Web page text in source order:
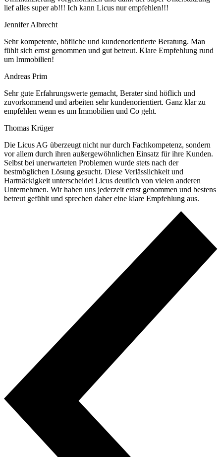
lief alles super ab!!! Ich kann Licus nur empfehlen!!!
Jennifer Albrecht
Sehr kompetente, höfliche und kundenorientierte Beratung. Man
fühlt sich ernst genommen und gut betreut. Klare Empfehlung rund
um Immobilien!
Andreas Prim
Sehr gute Erfahrungswerte gemacht, Berater sind höflich und
zuvorkommend und arbeiten sehr kundenorientiert. Ganz klar zu
empfehlen wenn es um Immobilien und Co geht.
Thomas Krüger
Die Licus AG überzeugt nicht nur durch Fachkompetenz, sondern
vor allem durch ihren außergewöhnlichen Einsatz für ihre Kunden.
Selbst bei unerwarteten Problemen wurde stets nach der
bestmöglichen Lösung gesucht. Diese Verlässlichkeit und
Hartnäckigkeit unterscheidet Licus deutlich von vielen anderen
Unternehmen. Wir haben uns jederzeit ernst genommen und bestens
betreut gefühlt und sprechen daher eine klare Empfehlung aus.